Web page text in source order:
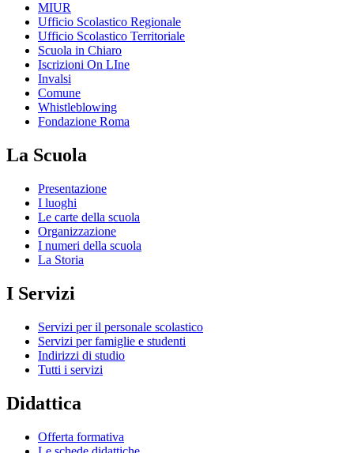
MIUR
Ufficio Scolastico Regionale
Ufficio Scolastico Territoriale
Scuola in Chiaro
Iscrizioni On LIne
Invalsi
Comune
Whistleblowing
Fondazione Roma
La Scuola
Presentazione
I luoghi
Le carte della scuola
Organizzazione
I numeri della scuola
La Storia
I Servizi
Servizi per il personale scolastico
Servizi per famiglie e studenti
Indirizzi di studio
Tutti i servizi
Didattica
Offerta formativa